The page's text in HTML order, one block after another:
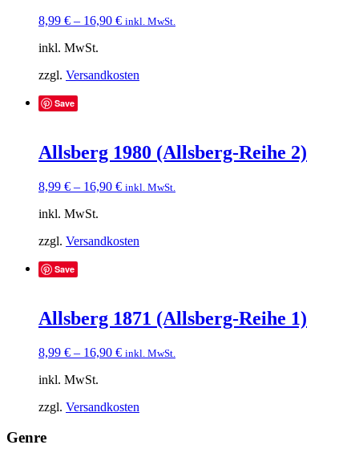
8,99 € – 16,90 € inkl. MwSt.
inkl. MwSt.
zzgl. Versandkosten
Save
Allsberg 1980 (Allsberg-Reihe 2)
8,99 € – 16,90 € inkl. MwSt.
inkl. MwSt.
zzgl. Versandkosten
Save
Allsberg 1871 (Allsberg-Reihe 1)
8,99 € – 16,90 € inkl. MwSt.
inkl. MwSt.
zzgl. Versandkosten
Genre